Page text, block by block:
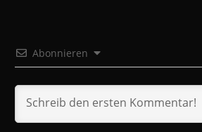
Abonnieren